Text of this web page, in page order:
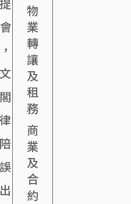
物
業
轉
讓
及
租
務
商
業
及
合
約